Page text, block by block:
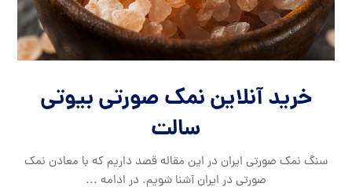
خرید آنلاین نمک صورتی بیوتی
سالت
سنگ نمک صورتی ایران در این مقاله قصد داریم که با معادن نمک
صورتی در ایران آشنا شویم. در ادامه ...